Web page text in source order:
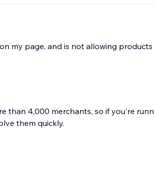
my page, and is not allowing
than 4,000 merchants, so if you're
them quickly.